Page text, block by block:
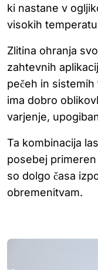
ki nastane v
visokih
Zlitina ohranja
zahtevnih
pečeh in
ima dobro
varjenje,
Ta kombinacija
posebej
so dolgo časa
obremenitvam.